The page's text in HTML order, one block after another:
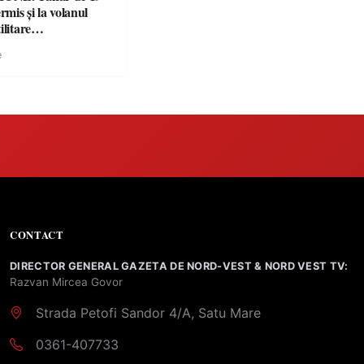
și la volanul
CONTACT
DIRECTOR GENERAL GAZETA DE NORD-VEST & NORD VEST TV:
Razvan Mircea Govor
Strada Petofi Sandor 4/A, Satu Mare
0361-407733